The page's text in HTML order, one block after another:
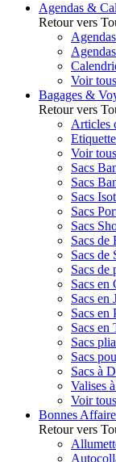
Agendas &
Retour vers
Agendas
Voir
Bagages &
Retour vers
Articles
Voir
Sacs
Sacs
Sacs
Sacs
Sacs
Sacs de
Sacs de
Sacs de
Sacs en
Sacs en
Sacs en
Sacs en
Sacs
Sacs
Sacs à
Valises
Voir
Bonnes
Retour vers